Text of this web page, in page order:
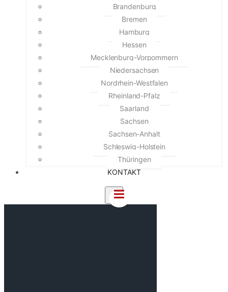
Brandenburg
Bremen
Hamburg
Hessen
Mecklenburg-Vorpommern
Niedersachsen
Nordrhein-Westfalen
Rheinland-Pfalz
Saarland
Sachsen
Sachsen-Anhalt
Schleswig-Holstein
Thüringen
KONTAKT